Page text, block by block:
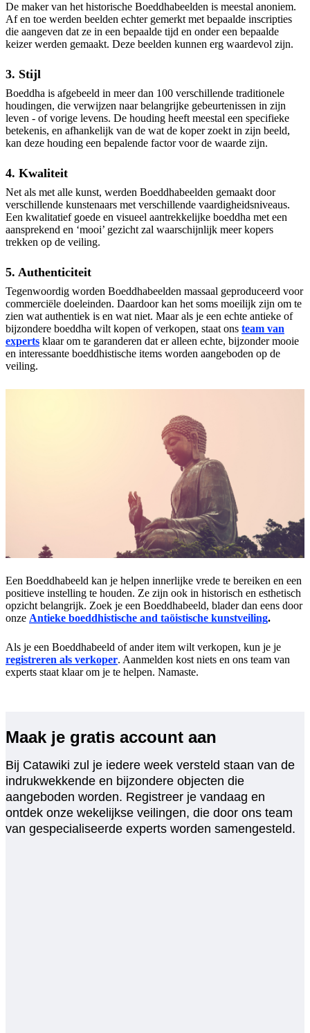
De maker van het historische Boeddhabeelden is meestal anoniem.
Af en toe werden beelden echter gemerkt met bepaalde inscripties
die aangeven dat ze in een bepaalde tijd en onder een bepaalde
keizer werden gemaakt. Deze beelden kunnen erg waardevol zijn.
3. Stijl
Boeddha is afgebeeld in meer dan 100 verschillende traditionele
houdingen, die verwijzen naar belangrijke gebeurtenissen in zijn
leven - of vorige levens. De houding heeft meestal een specifieke
betekenis, en afhankelijk van de wat de koper zoekt in zijn beeld,
kan deze houding een bepalende factor voor de waarde zijn.
4. Kwaliteit
Net als met alle kunst, werden Boeddhabeelden gemaakt door
verschillende kunstenaars met verschillende vaardigheidsniveaus.
Een kwalitatief goede en visueel aantrekkelijke boeddha met een
aansprekend en ‘mooi’ gezicht zal waarschijnlijk meer kopers
trekken op de veiling.
5. Authenticiteit
Tegenwoordig worden Boeddhabeelden massaal geproduceerd voor
commerciële doeleinden. Daardoor kan het soms moeilijk zijn om te
zien wat authentiek is en wat niet. Maar als je een echte antieke of
bijzondere boeddha wilt kopen of verkopen, staat ons team van
experts klaar om te garanderen dat er alleen echte, bijzonder mooie
en interessante boeddhistische items worden aangeboden op de
veiling.
Een Boeddhabeeld kan je helpen innerlijke vrede te bereiken en een
positieve instelling te houden. Ze zijn ook in historisch en esthetisch
opzicht belangrijk. Zoek je een Boeddhabeeld, blader dan eens door
onze Antieke boeddhistische and taöistische kunstveiling.
Als je een Boeddhabeeld of ander item wilt verkopen, kun je je
registreren als verkoper. Aanmelden kost niets en ons team van
experts staat klaar om je te helpen. Namaste.
Maak je gratis account aan
Bij Catawiki zul je iedere week versteld staan van de
indrukwekkende en bijzondere objecten die
aangeboden worden. Registreer je vandaag en
ontdek onze wekelijkse veilingen, die door ons team
van gespecialiseerde experts worden samengesteld.